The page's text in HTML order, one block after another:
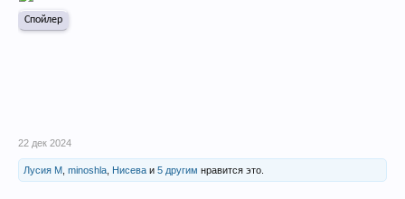
Спойлер
22 дек 2024
Лусия М minoshla Нисева и 5 другим нравится это.